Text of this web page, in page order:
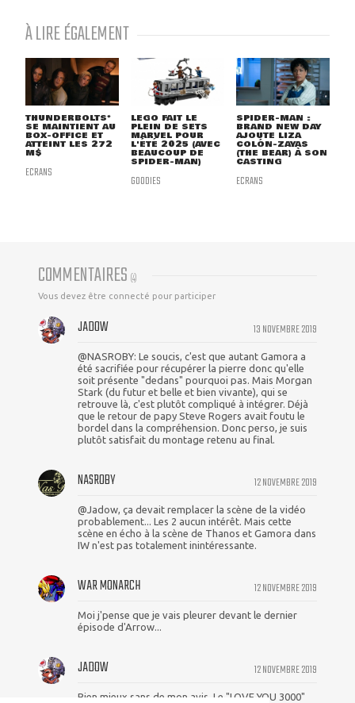
À LIRE ÉGALEMENT
THUNDERBOLTS*
SE MAINTIENT AU
BOX-OFFICE ET
ATTEINT LES 272
M$
ECRANS
LEGO FAIT LE
PLEIN DE SETS
MARVEL POUR
L'ÉTÉ 2025 (AVEC
BEAUCOUP DE
SPIDER-MAN)
GOODIES
SPIDER-MAN :
BRAND NEW DAY
AJOUTE LIZA
COLÓN-ZAYAS
(THE BEAR) À SON
CASTING
ECRANS
COMMENTAIRES (4)
Vous devez être connecté pour participer
13 NOVEMBRE 2019
JADOW
@NASROBY: Le soucis, c'est que autant Gamora a
été sacrifiée pour récupérer la pierre donc qu'elle
soit présente "dedans" pourquoi pas. Mais Morgan
Stark (du futur et belle et bien vivante), qui se
retrouve là, c'est plutôt compliqué à intégrer. Déjà
que le retour de papy Steve Rogers avait foutu le
bordel dans la compréhension. Donc perso, je suis
plutôt satisfait du montage retenu au final.
12 NOVEMBRE 2019
NASROBY
@Jadow, ça devait remplacer la scène de la vidéo
probablement... Les 2 aucun intérêt. Mais cette
scène en écho à la scène de Thanos et Gamora dans
IW n'est pas totalement inintéressante.
12 NOVEMBRE 2019
WAR MONARCH
Moi j'pense que je vais pleurer devant le dernier
épisode d'Arrow...
12 NOVEMBRE 2019
JADOW
Bien mieux sans de mon avis. Le "LOVE YOU 3000"